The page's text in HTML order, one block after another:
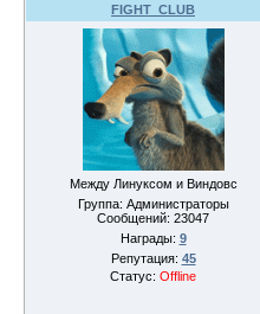
FIGHT_CLUB
Между Линуксом и Виндовс
Группа: Администраторы
Сообщений: 23047
Награды: 9
Репутация: 45
Статус: Offline